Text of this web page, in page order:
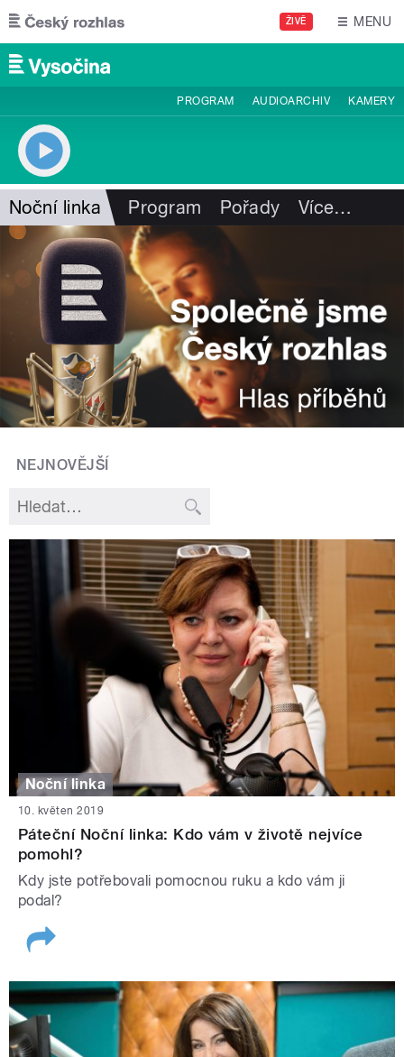
Přejít k hlavnímu obsahu
ŽIVĚ MENU
PROGRAM AUDIOARCHIV KAMERY
Noční linka Program Pořady Více…
NEJNOVĚJŠÍ
Noční linka
10. květen 2019
Páteční Noční linka: Kdo vám v životě nejvíce
pomohl?
Kdy jste potřebovali pomocnou ruku a kdo vám ji
podal?